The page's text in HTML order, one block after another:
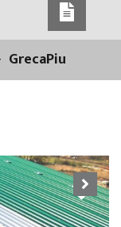
GrecaPiu
Next